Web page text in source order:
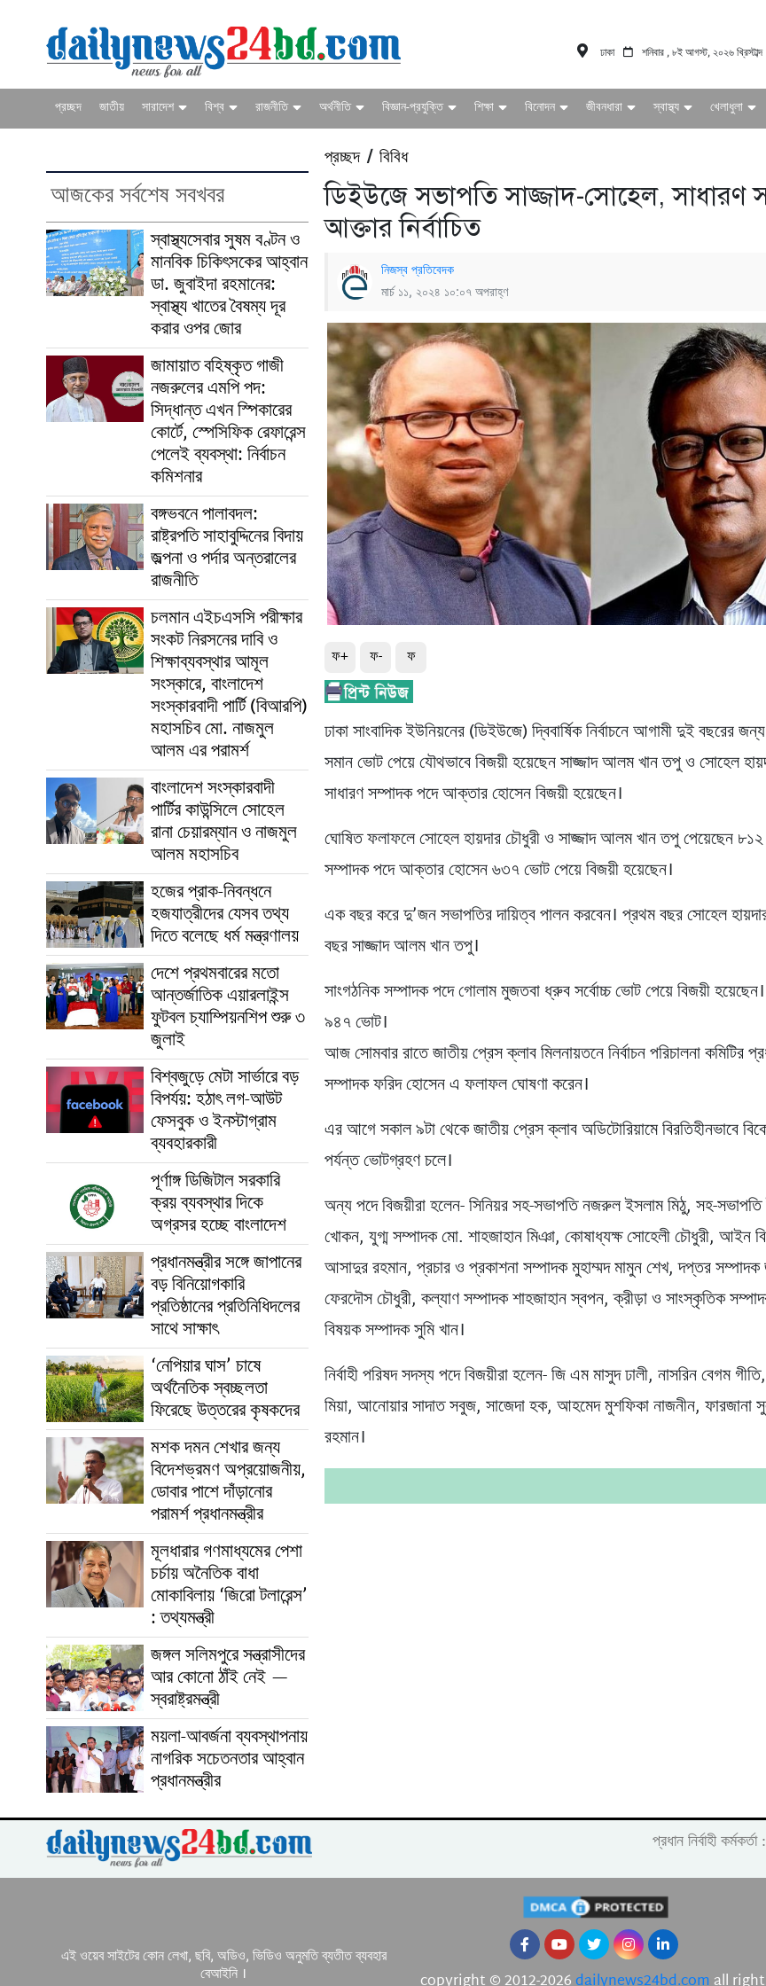
ঢাকা শনিবার , ৮ই আগস্ট, ২০২৬ খ্রিস্টাব্দ
প্রচ্ছদ জাতীয় সারাদেশ বিশ্ব রাজনীতি অর্থনীতি বিজ্ঞান-প্রযুক্তি শিক্ষা বিনোদন জীবনধারা স্বাস্থ্য খেলাধুলা
আজকের সর্বশেষ সবখবর
স্বাস্থ্যসেবার সুষম বণ্টন ও
মানবিক চিকিৎসকের আহ্বান
ডা. জুবাইদা রহমানের:
স্বাস্থ্য খাতের বৈষম্য দূর
করার ওপর জোর
জামায়াত বহিষ্কৃত গাজী
নজরুলের এমপি পদ:
সিদ্ধান্ত এখন স্পিকারের
কোর্টে, স্পেসিফিক রেফারেন্স
পেলেই ব্যবস্থা: নির্বাচন
কমিশনার
বঙ্গভবনে পালাবদল:
রাষ্ট্রপতি সাহাবুদ্দিনের বিদায়
জল্পনা ও পর্দার অন্তরালের
রাজনীতি
চলমান এইচএসসি পরীক্ষার
সংকট নিরসনের দাবি ও
শিক্ষাব্যবস্থার আমূল
সংস্কারে, বাংলাদেশ
সংস্কারবাদী পার্টি (বিআরপি)
মহাসচিব মো. নাজমুল
আলম এর পরামর্শ
বাংলাদেশ সংস্কারবাদী
পার্টির কাউন্সিলে সোহেল
রানা চেয়ারম্যান ও নাজমুল
আলম মহাসচিব
হজের প্রাক-নিবন্ধনে
হজযাত্রীদের যেসব তথ্য
দিতে বলেছে ধর্ম মন্ত্রণালয়
দেশে প্রথমবারের মতো
আন্তর্জাতিক এয়ারলাইন্স
ফুটবল চ্যাম্পিয়নশিপ শুরু ৩
জুলাই
বিশ্বজুড়ে মেটা সার্ভারে বড়
বিপর্যয়: হঠাৎ লগ-আউট
ফেসবুক ও ইনস্টাগ্রাম
ব্যবহারকারী
পূর্ণাঙ্গ ডিজিটাল সরকারি
ক্রয় ব্যবস্থার দিকে
অগ্রসর হচ্ছে বাংলাদেশ
প্রধানমন্ত্রীর সঙ্গে জাপানের
বড় বিনিয়োগকারি
প্রতিষ্ঠানের প্রতিনিধিদলের
সাথে সাক্ষাৎ
‘নেপিয়ার ঘাস’ চাষে
অর্থনৈতিক স্বচ্ছলতা
ফিরেছে উত্তরের কৃষকদের
মশক দমন শেখার জন্য
বিদেশভ্রমণ অপ্রয়োজনীয়,
ডোবার পাশে দাঁড়ানোর
পরামর্শ প্রধানমন্ত্রীর
মূলধারার গণমাধ্যমের পেশা
চর্চায় অনৈতিক বাধা
মোকাবিলায় ‘জিরো টলারেন্স’
: তথ্যমন্ত্রী
জঙ্গল সলিমপুরে সন্ত্রাসীদের
আর কোনো ঠাঁই নেই —
স্বরাষ্ট্রমন্ত্রী
ময়লা-আবর্জনা ব্যবস্থাপনায়
নাগরিক সচেতনতার আহ্বান
প্রধানমন্ত্রীর
প্রচ্ছদ/বিবিধ
ডিইউজে সভাপতি সাজ্জাদ-সোহেল, সাধারণ
আক্তার নির্বাচিত
নিজস্ব প্রতিবেদক
মার্চ ১১, ২০২৪ ১০:০৭ অপরাহ্ণ
ফ+ ফ- ফ
ঢাকা সাংবাদিক ইউনিয়নের (ডিইউজে) দ্বিবার্ষিক নির্বাচনে আগামী দুই বছরের
সমান ভোট পেয়ে যৌথভাবে বিজয়ী হয়েছেন সাজ্জাদ আলম খান তপু ও সোহেল
সাধারণ সম্পাদক পদে আক্তার হোসেন বিজয়ী হয়েছেন।
ঘোষিত ফলাফলে সোহেল হায়দার চৌধুরী ও সাজ্জাদ আলম খান তপু পেয়েছেন
সম্পাদক পদে আক্তার হোসেন ৬৩৭ ভোট পেয়ে বিজয়ী হয়েছেন।
এক বছর করে দু’জন সভাপতির দায়িত্ব পালন করবেন। প্রথম বছর সোহেল
বছর সাজ্জাদ আলম খান তপু।
সাংগঠনিক সম্পাদক পদে গোলাম মুজতবা ধ্রুব সর্বোচ্চ ভোট পেয়ে বিজয়ী
৯৪৭ ভোট।
আজ সোমবার রাতে জাতীয় প্রেস ক্লাব মিলনায়তনে নির্বাচন পরিচালনা কমিটির
সম্পাদক ফরিদ হোসেন এ ফলাফল ঘোষণা করেন।
এর আগে সকাল ৯টা থেকে জাতীয় প্রেস ক্লাব অডিটোরিয়ামে বিরতিহীনভাবে
পর্যন্ত ভোটগ্রহণ চলে।
অন্য পদে বিজয়ীরা হলেন- সিনিয়র সহ-সভাপতি নজরুল ইসলাম মিঠু, সহ-সভাপতি
খোকন, যুগ্ম সম্পাদক মো. শাহজাহান মিঞা, কোষাধ্যক্ষ সোহেলী চৌধুরী, আইন
আসাদুর রহমান, প্রচার ও প্রকাশনা সম্পাদক মুহাম্মদ মামুন শেখ, দপ্তর
ফেরদৌস চৌধুরী, কল্যাণ সম্পাদক শাহজাহান স্বপন, ক্রীড়া ও সাংস্কৃতিক
বিষয়ক সম্পাদক সুমি খান।
নির্বাহী পরিষদ সদস্য পদে বিজয়ীরা হলেন- জি এম মাসুদ ঢালী, নাসরিন বেগম
মিয়া, আনোয়ার সাদাত সবুজ, সাজেদা হক, আহমেদ মুশফিকা নাজনীন,
রহমান।
প্রধান নির্বাহী
এই ওয়েব সাইটের কোন লেখা, ছবি, অডিও, ভিডিও অনুমতি ব্যতীত ব্যবহার
বেআইনি ।